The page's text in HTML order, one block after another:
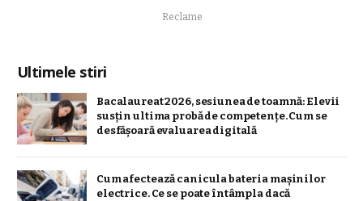
Reclame
Ultimele stiri
Bacalaureat 2026, sesiunea de toamnă: Elevii
susțin ultima probă de competențe. Cum se
desfășoară evaluarea digitală
Cum afectează canicula bateria mașinilor
electrice. Ce se poate întâmpla dacă